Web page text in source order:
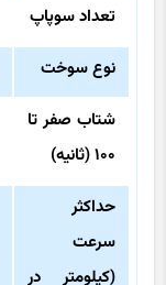
تعداد سوپاپ
نوع سوخت
شتاب صفر تا
۱۰۰ (ثانیه)
حداکثر
سرعت
(کیلومتر در